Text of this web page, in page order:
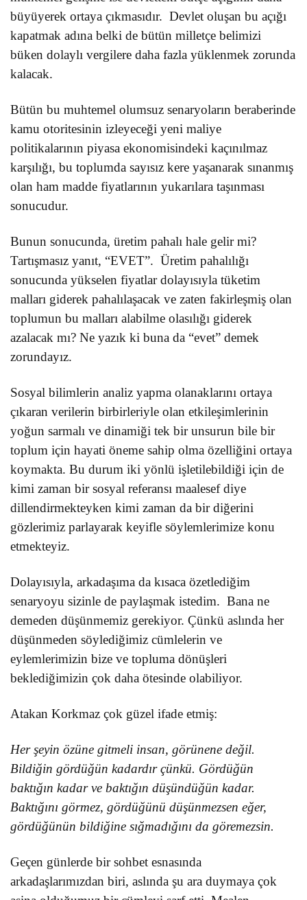
büyüyerek ortaya çıkmasıdır. Devlet oluşan bu açığı
kapatmak adına belki de bütün milletçe belimizi
büken dolaylı vergilere daha fazla yüklenmek zorunda
kalacak.
Bütün bu muhtemel olumsuz senaryoların beraberinde
kamu otoritesinin izleyeceği yeni maliye
politikalarının piyasa ekonomisindeki kaçınılmaz
karşılığı, bu toplumda sayısız kere yaşanarak sınanmış
olan ham madde fiyatlarının yukarılara taşınması
sonucudur.
Bunun sonucunda, üretim pahalı hale gelir mi?
Tartışmasız yanıt, “EVET”. Üretim pahalılığı
sonucunda yükselen fiyatlar dolayısıyla tüketim
malları giderek pahalılaşacak ve zaten fakirleşmiş olan
toplumun bu malları alabilme olasılığı giderek
azalacak mı? Ne yazık ki buna da “evet” demek
zorundayız.
Sosyal bilimlerin analiz yapma olanaklarını ortaya
çıkaran verilerin birbirleriyle olan etkileşimlerinin
yoğun sarmalı ve dinamiği tek bir unsurun bile bir
toplum için hayati öneme sahip olma özelliğini ortaya
koymakta. Bu durum iki yönlü işletilebildiği için de
kimi zaman bir sosyal referansı maalesef diye
dillendirmekteyken kimi zaman da bir diğerini
gözlerimiz parlayarak keyifle söylemlerimize konu
etmekteyiz.
Dolayısıyla, arkadaşıma da kısaca özetlediğim
senaryoyu sizinle de paylaşmak istedim. Bana ne
demeden düşünmemiz gerekiyor. Çünkü aslında her
düşünmeden söylediğimiz cümlelerin ve
eylemlerimizin bize ve topluma dönüşleri
beklediğimizin çok daha ötesinde olabiliyor.
Atakan Korkmaz çok güzel ifade etmiş:
Her şeyin özüne gitmeli insan, görünene değil.
Bildiğin gördüğün kadardır çünkü. Gördüğün
baktığın kadar ve baktığın düşündüğün kadar.
Baktığını görmez, gördüğünü düşünmezsen eğer,
gördüğünün bildiğine sığmadığını da göremezsin.
Geçen günlerde bir sohbet esnasında
arkadaşlarımızdan biri, aslında şu ara duymaya çok